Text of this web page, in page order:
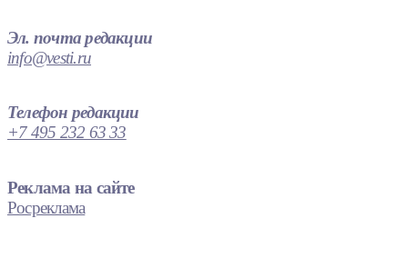
Эл. почта редакции
info@vesti.ru
Телефон редакции
+7 495 232 63 33
Реклама на сайте
Росреклама